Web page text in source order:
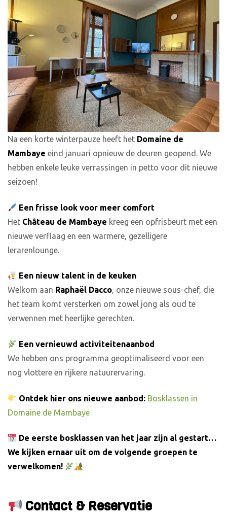
Na een korte winterpauze heeft het Domaine de
Mambaye eind januari opnieuw de deuren geopend. We
hebben enkele leuke verrassingen in petto voor dit nieuwe
seizoen!
Een frisse look voor meer comfort
Het Château de Mambaye kreeg een opfrisbeurt met een
nieuwe verflaag en een warmere, gezelligere
lerarenlounge.
Een nieuw talent in de keuken
Welkom aan Raphaël Dacco, onze nieuwe sous-chef, die
het team komt versterken om zowel jong als oud te
verwennen met heerlijke gerechten.
Een vernieuwd activiteitenaanbod
We hebben ons programma geoptimaliseerd voor een
nog vlottere en rijkere natuurervaring.
Ontdek hier ons nieuwe aanbod: Bosklassen in
Domaine de Mambaye
De eerste bosklassen van het jaar zijn al gestart…
We kijken ernaar uit om de volgende groepen te
verwelkomen!
Contact & Reservatie